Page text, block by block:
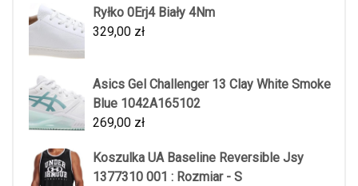
Ryłko 0Erj4 Biały 4Nm
329,00 zł
Asics Gel Challenger 13 Clay White Smoke
Blue 1042A165102
269,00 zł
Koszulka UA Baseline Reversible Jsy
1377310 001 : Rozmiar - S